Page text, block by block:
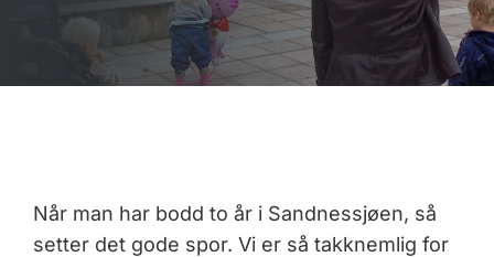
Når man har bodd to år i Sandnessjøen, så
setter det gode spor. Vi er så takknemlig for